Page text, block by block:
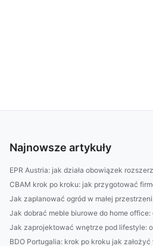
Najnowsze artykuły
EPR Austria: jak działa obowiązek
CBAM krok po kroku: jak przygotować
Jak zaplanować ogród w małej
Jak dobrać meble biurowe do home office:
Jak zaprojektować wnętrze pod lifestyle:
BDO Portugalia: krok po kroku jak